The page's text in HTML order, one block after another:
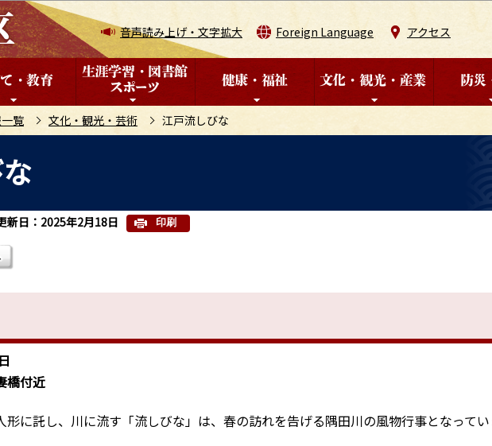
音声読み上げ・文字拡大 Foreign Language アクセス
覧 文化・観光・芸術 江戸流しびな
新日：2025年2月18日 印刷
橋付近
形に託し、川に流す「流しびな」は、春の訪れを告げる隅田川の風物行事となって